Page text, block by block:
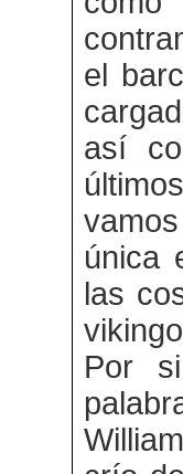
el
así
única
las
Por